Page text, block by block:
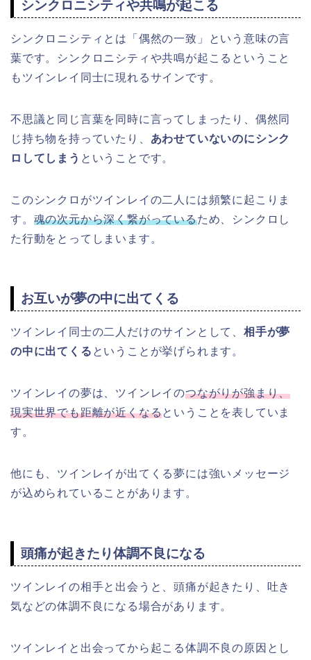
シンクロニシティや共鳴が起こる
シンクロニシティとは「偶然の一致」という意味の言
葉です。シンクロニシティや共鳴が起こるということ
もツインレイ同士に現れるサインです。
不思議と同じ言葉を同時に言ってしまったり、偶然同
じ持ち物を持っていたり、 あわせていないのにシンク
ロしてしまう ということです。
このシンクロがツインレイの二人には頻繁に起こりま
す。 魂の次元から深く繋がっているため、シンクロし
た行動をとってしまいます。
お互いが夢の中に出てくる
ツインレイ同士の二人だけのサインとして、 相手が夢
の中に出てくる ということが挙げられます。
ツインレイの夢は、ツインレイのつながりが強まり、
現実世界でも距離が近くなるということを表していま
す。
他にも、ツインレイが出てくる夢には強いメッセージ
が込められていることがあります。
頭痛が起きたり体調不良になる
ツインレイの相手と出会うと、頭痛が起きたり、吐き
気などの体調不良になる場合があります。
ツインレイと出会ってから起こる体調不良の原因とし